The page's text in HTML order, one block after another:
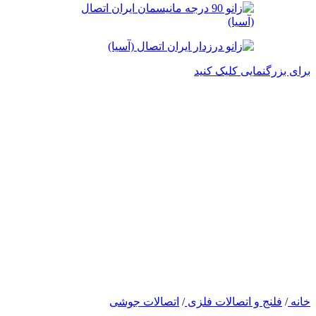
برای بزرگنمایی کلیک کنید
خانه/ فلنج و اتصالات فلزی/ اتصالات جوشی